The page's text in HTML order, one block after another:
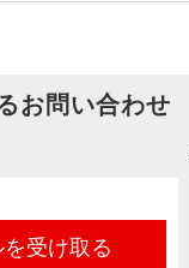
お問い合わせ
受け取る